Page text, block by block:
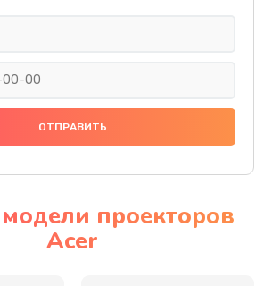
Ремонт подсветки
Настройка BIOS
проекторов
Acer